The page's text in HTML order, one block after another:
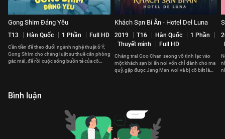
Gong Shim Đáng Yêu
T13 Hàn Quốc 1 Phần Full HD
Cần tiền để theo đuổi ngành nghệ thuật ở Ý,
Gong Shim cho chàng luật sư thuê căn phòng
gác mái, để rồi cuộc sống buồn tẻ của cô
Khách Sạn Bí Ẩn - Hotel Del Luna
2019 T16 Hàn Quốc
1 Phần
Thuyết minh
Full HD
Chàng trai Goo Chan-seong vô tình lạc vào
một khách sạn bí ẩn nơi vốn chỉ dành cho ma
quỷ, gặp được Jang Man-wol và bị cô bắt làm
Bình luận